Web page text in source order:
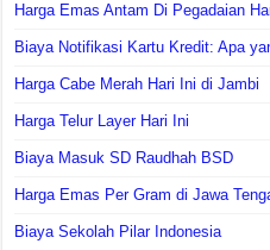
Harga Emas Antam Di Pegadaian
Biaya Notifikasi Kartu Kredit: Apa
Harga Cabe Merah Hari Ini di Jambi
Harga Telur Layer Hari Ini
Biaya Masuk SD Raudhah BSD
Harga Emas Per Gram di Jawa
Biaya Sekolah Pilar Indonesia